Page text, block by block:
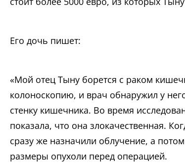
Его дочь пишет:
«Мой отец Тыну борется с раком
колоноскопию, и врач обнаружил у
стенку кишечника. Во время
показала, что она злокачественная.
сразу же назначили облучение, а
размеры опухоли перед операцией.